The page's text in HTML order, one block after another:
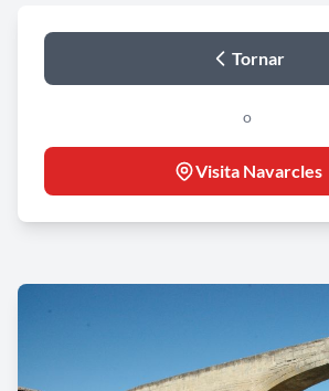
Tornar
o
Visita Navarcles